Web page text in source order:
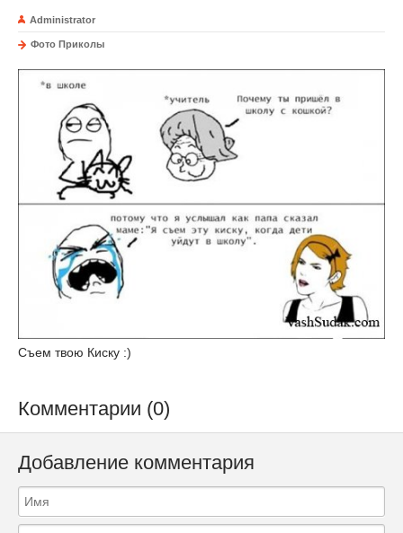
Administrator
Фото Приколы
Съем твою Киску :)
Комментарии (0)
Добавление комментария